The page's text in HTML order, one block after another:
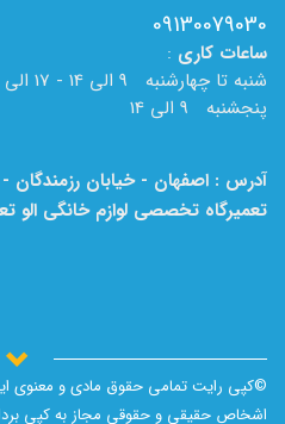
09130079030
ساعات کاری :
شنبه تا چهارشنبه 9 الی 14 - 17 الی 21
پنجشنبه 9 الی 14
تعمیرگاه تخصصی لوازم خانگی الو
©کپی رایت تمامی حقوق مادی و معنوی
اشخاص حقیقی و حقوقی مجاز به کپی